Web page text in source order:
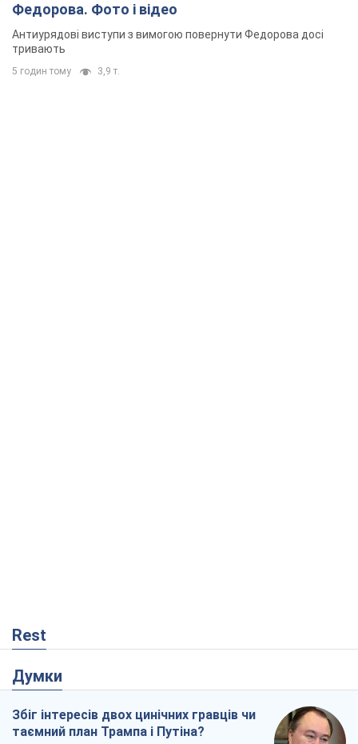
Федорова. Фото і відео
Антиурядові виступи з вимогою повернути Федорова досі
тривають
5 годин тому 3,9 т.
Rest
Думки
Збіг інтересів двох цинічних гравців чи
таємний план Трампа і Путіна?